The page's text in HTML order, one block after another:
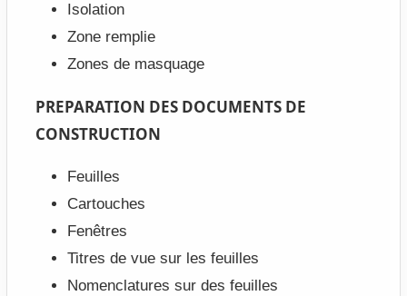
Isolation
Zone remplie
Zones de masquage
PREPARATION DES DOCUMENTS DE
CONSTRUCTION
Feuilles
Cartouches
Fenêtres
Titres de vue sur les feuilles
Nomenclatures sur des feuilles